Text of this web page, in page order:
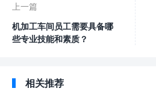
上一篇
机加工车间员工需要具备哪
些专业技能和素质？
相关推荐